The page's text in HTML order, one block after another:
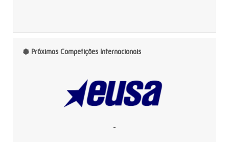
Próximas Competições Internacionais
-